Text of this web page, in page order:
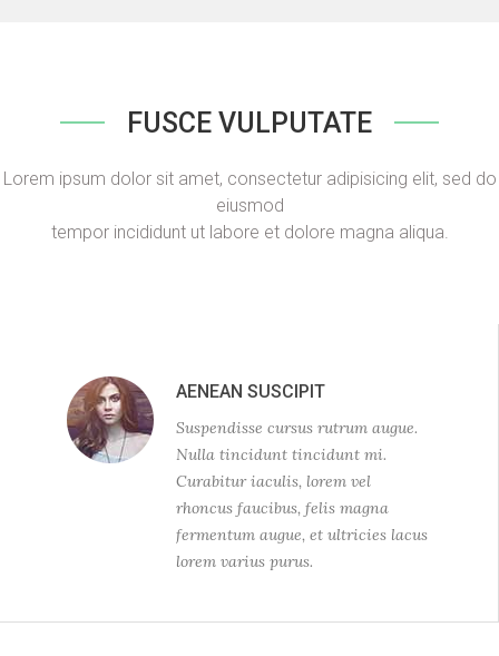
FUSCE VULPUTATE
Lorem ipsum dolor sit amet, consectetur adipisicing elit, sed do
eiusmod
tempor incididunt ut labore et dolore magna aliqua.
AENEAN SUSCIPIT
Suspendisse cursus rutrum augue.
Nulla tincidunt tincidunt mi.
Curabitur iaculis, lorem vel
rhoncus faucibus, felis magna
fermentum augue, et ultricies lacus
lorem varius purus.